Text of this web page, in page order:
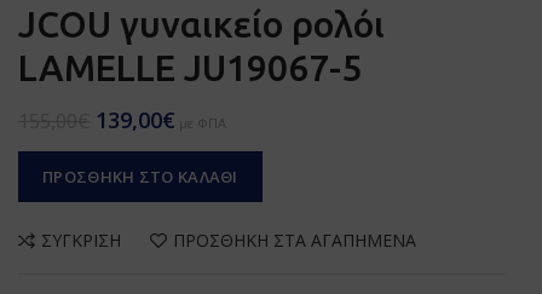
JCOU γυναικείο ρολόι
LAMELLE JU19067-5
139,00€ με ΦΠΑ
ΠΡΟΣΘΉΚΗ ΣΤΟ ΚΑΛΆΘΙ
ΣΎΓΚΡΙΣΗ ΠΡΟΣΘΉΚΗ ΣΤΑ ΑΓΑΠΗΜΈΝΑ